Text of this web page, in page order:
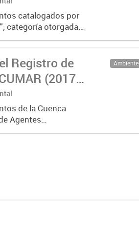
catalogados por
categoría otorgada a
exhaustiva por
Registro de
(2017-
de la Cuenca
Agentes
2023, según los
Ambiente